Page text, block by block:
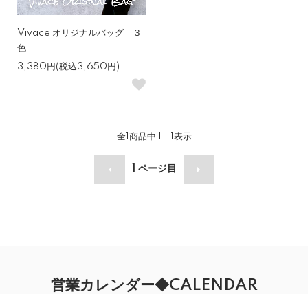
Vivace オリジナルバッグ ３
色
3,380円(税込3,650円)
全1 商品中 1 - 1 表示
ページ目
営業カレンダー◆CALENDAR